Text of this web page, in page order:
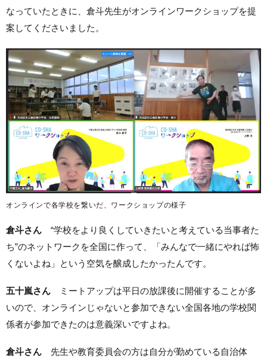
なっていたときに、倉斗先生がオンラインワークショップを提
案してくださいました。
オンラインで各学校を繋いだ、ワークショップの様子
倉斗さん “学校をより良くしていきたいと考えている当事者た
ち”のネットワークを全国に作って、「みんなで一緒にやれば怖
くないよね」という空気を醸成したかったんです。
五十嵐さん
ミートアップは平日の放課後に開催することが多
いので、オンラインじゃないと参加できない全国各地の学校関
係者が参加できたのは意義深いですよね。
倉斗さん 先生や教育委員会の方は自分が勤めている自治体